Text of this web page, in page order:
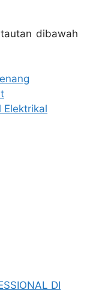
dibawah
Elektrikal
DI